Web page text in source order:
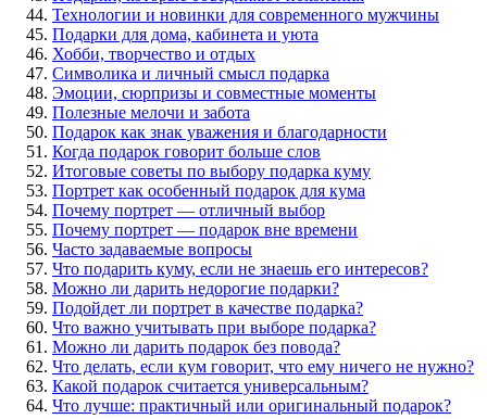
Технологии и новинки для современного мужчины
Подарки для дома, кабинета и уюта
Хобби, творчество и отдых
Символика и личный смысл подарка
Эмоции, сюрпризы и совместные моменты
Полезные мелочи и забота
Подарок как знак уважения и благодарности
Когда подарок говорит больше слов
Итоговые советы по выбору подарка куму
Портрет как особенный подарок для кума
Почему портрет — отличный выбор
Почему портрет — подарок вне времени
Часто задаваемые вопросы
Что подарить куму, если не знаешь его интересов?
Можно ли дарить недорогие подарки?
Подойдет ли портрет в качестве подарка?
Что важно учитывать при выборе подарка?
Можно ли дарить подарок без повода?
Что делать, если кум говорит, что ему ничего не нужно?
Какой подарок считается универсальным?
Что лучше: практичный или оригинальный подарок?